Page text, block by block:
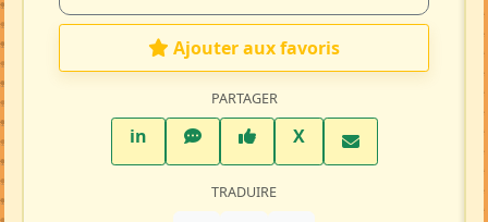
Ajouter aux favoris
PARTAGER
inLinkedInWhatsAppFacebook
XTwitter X
TRADUIRE